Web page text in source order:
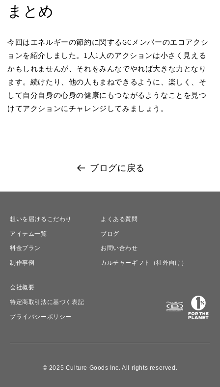
まとめ
今回はエネルギーの節約に関するGCメンバーのエコアクシ
ョンを紹介しました。1人1人のアクションは小さく見える
かもしれませんが、それをみんなでやれば大きな力となり
ます。続けたり、他の人もまねできるように、楽しく、そ
して自分自身の心身の健康にもつながるようなことを見つ
けてアクションにチャレンジしてみましょう。
ブログに戻る
想いを届けるこだわり
アイテム一覧
料金プラン
制作事例
よくある質問
ブログ
お問い合わせ
カルチャーギフト（社外向け）
会社概要
特定商取引法に基づく表記
プライバシーポリシー
© 2025 Culture Goods Inc. All rights reserved.